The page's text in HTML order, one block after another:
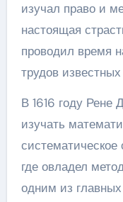
изучал право и
настоящая
проводил время
трудов
В 1616 году Рене
изучать
где овладел
одним из